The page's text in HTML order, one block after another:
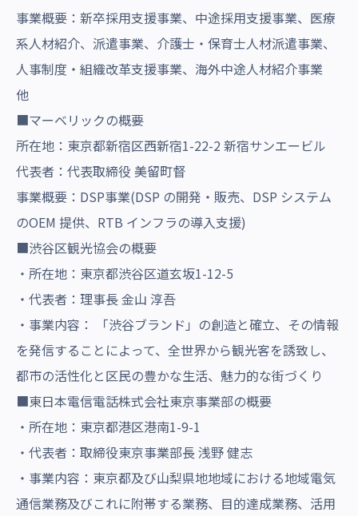
事業概要：新卒採用支援事業、中途採用支援事業、医療
系人材紹介、派遣事業、介護士・保育士人材派遣事業、
人事制度・組織改革支援事業、海外中途人材紹介事業
他
■マーベリックの概要
所在地：東京都新宿区西新宿1-22-2 新宿サンエービル
代表者：代表取締役 美留町督
事業概要：DSP事業(DSP の開発・販売、DSP システム
のOEM 提供、RTB インフラの導入支援)
■渋谷区観光協会の概要
・所在地：東京都渋谷区道玄坂1-12-5
・代表者：理事長 金山 淳吾
・事業内容： 「渋谷ブランド」の創造と確立、その情報
を発信することによって、全世界から観光客を誘致し、
都市の活性化と区民の豊かな生活、魅力的な街づくり
■東日本電信電話株式会社東京事業部の概要
・所在地：東京都港区港南1-9-1
・代表者：取締役東京事業部長 浅野 健志
・事業内容：東京都及び山梨県地地域における地域電気
通信業務及びこれに附帯する業務、目的達成業務、活用